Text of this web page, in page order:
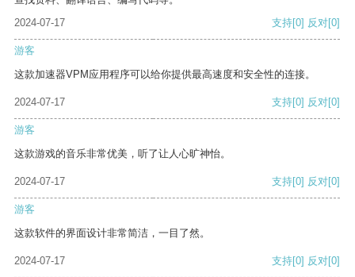
2024-07-17
支持[0] 反对[0]
游客
这款加速器VPM应用程序可以给你提供最高速度和安全性的连接。
2024-07-17 支持[0] 反对[0]
游客
这款游戏的音乐非常优美，听了让人心旷神怡。
2024-07-17 支持[0] 反对[0]
游客
这款软件的界面设计非常简洁，一目了然。
2024-07-17 支持[0] 反对[0]